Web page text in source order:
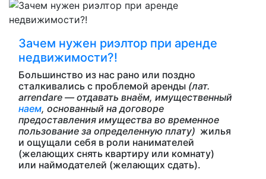
Зачем нужен риэлтор при аренде
недвижимости?!
Большинство из нас рано или поздно
сталкивались с проблемой аренды (лат.
arrendare — отдавать внаём, имущественный
наем, основанный на договоре
предоставления имущества во временное
пользование за определенную плату) жилья
и ощущали себя в роли нанимателей
(желающих снять квартиру или комнату)
или наймодателей (желающих сдать).